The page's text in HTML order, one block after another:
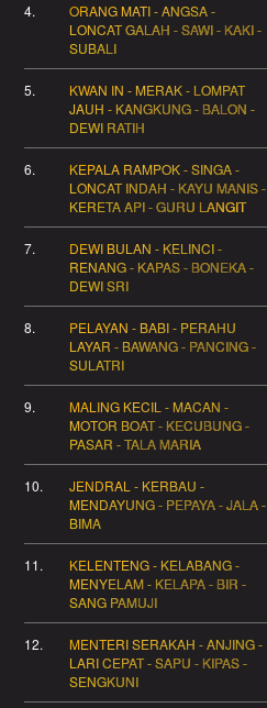
4.
ORANG MATI - ANGSA -
LONCAT GALAH - SAWI - KAKI -
SUBALI
5.
KWAN IN - MERAK - LOMPAT
JAUH - KANGKUNG - BALON -
DEWI RATIH
6.
KEPALA RAMPOK - SINGA -
LONCAT INDAH - KAYU MANIS -
KERETA API - GURU LANGIT
7.
DEWI BULAN - KELINCI -
RENANG - KAPAS - BONEKA -
DEWI SRI
8.
PELAYAN - BABI - PERAHU
LAYAR - BAWANG - PANCING -
SULATRI
9.
MALING KECIL - MACAN -
MOTOR BOAT - KECUBUNG -
PASAR - TALA MARIA
10.
JENDRAL - KERBAU -
MENDAYUNG - PEPAYA - JALA -
BIMA
11.
KELENTENG - KELABANG -
MENYELAM - KELAPA - BIR -
SANG PAMUJI
12.
MENTERI SERAKAH - ANJING -
LARI CEPAT - SAPU - KIPAS -
SENGKUNI